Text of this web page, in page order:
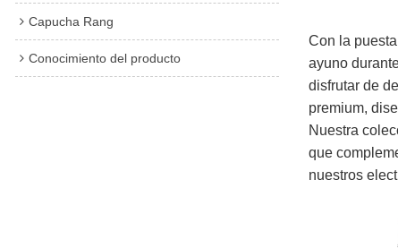
Capucha Rang
Conocimiento del producto
Con la
ayuno
disfrutar de
premium,
Nuestra
que
nuestros